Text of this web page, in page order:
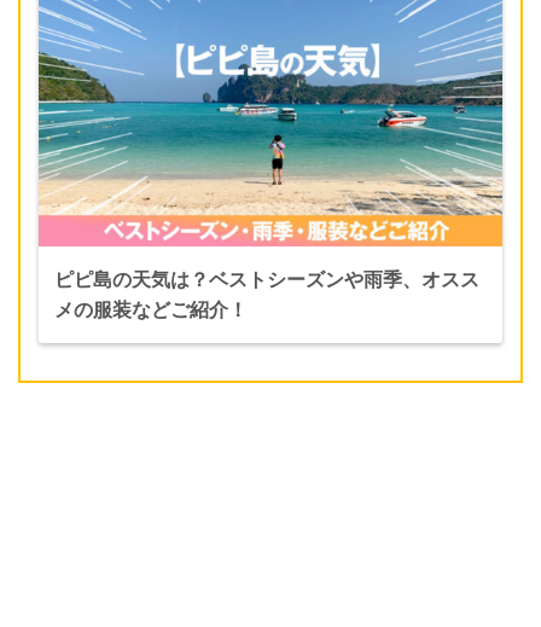
ピピ島の天気は？ベストシーズンや雨季、オスス
メの服装などご紹介！